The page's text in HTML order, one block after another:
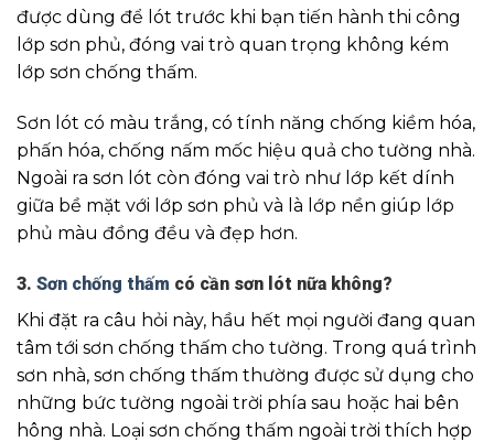
được dùng để lót trước khi bạn tiến hành thi công
lớp sơn phủ, đóng vai trò quan trọng không kém
lớp sơn chống thấm.
Sơn lót có màu trắng, có tính năng chống kiềm hóa,
phấn hóa, chống nấm mốc hiệu quả cho tường nhà.
Ngoài ra sơn lót còn đóng vai trò như lớp kết dính
giữa bề mặt với lớp sơn phủ và là lớp nền giúp lớp
phủ màu đồng đều và đẹp hơn.
3. Sơn chống thấm có cần sơn lót nữa không?
Khi đặt ra câu hỏi này, hầu hết mọi người đang quan
tâm tới sơn chống thấm cho tường. Trong quá trình
sơn nhà, sơn chống thấm thường được sử dụng cho
những bức tường ngoài trời phía sau hoặc hai bên
hông nhà. Loại sơn chống thấm ngoài trời thích hợp